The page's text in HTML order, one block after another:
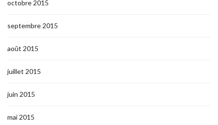
octobre 2015
septembre 2015
août 2015
juillet 2015
juin 2015
mai 2015